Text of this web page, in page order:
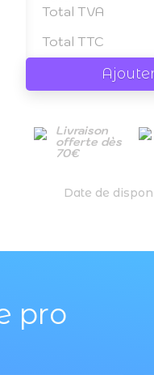
Total TVA
Total TTC
Livraison
offerte dès
70€
Date de
pro